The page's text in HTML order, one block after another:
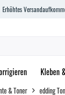
Erhöhtes
Kleben
& Toner edding